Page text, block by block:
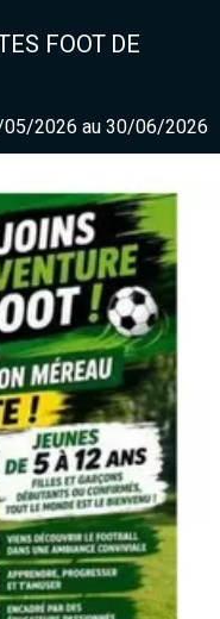
FOOT DE
2026 au 30/06/2026